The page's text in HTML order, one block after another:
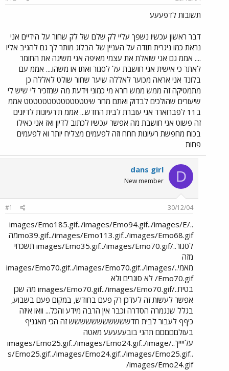
תשובות לדפעעע
דבר ראשון עכשיו נשפך עליי לק שלם של לק שחור על הידיים אני
נראת כמו ניגרית תודה על העניין של הבלוג מותר לך גם להגיב אליו
.... אממ גם אני שואלת את עצמי מאיפה אני משיגה את החומר
לאתר כי אישית אני חושבת על לסגור ואתו או משהו.... אממ עם
בלונד אני אראה מכוער לאללה שיער שחור שולט לאללה כן
מתמטיקה זה ממש ממש חרא מי כמוני וידעת מה שמזכיר לי שיש לי
שיעורים שהולכים לבדוק ואתם מחר שיטטטטטטטטטטטטטט אממ
ב11 לפברוארר אני עוברת לבית החדש... אממ ת'רעיונות לדיונים
זה פשוט אני חושבת מה אפשר עכשיו לכתוב לדיון ואז אני כאילו
בכוח מחפשת רעיונות חחח וזה לפעמים מצליח יותר וא לפעמים
פחות
D
dans girl
New member
30/12/04
#1
../images/Emo185.gif../images/Emo94.gif../images/E
mo39.gif../images/Emo113.gif../images/Emo68.gifמה
לסגור../images/Emo35.gif../images/Emo70.gif תשכחי
מזה
מאמי../images/Emo70.gif../images/Emo70.gif../images
/Emo70.gif לא סוגרים ולא
בטיח../images/Emo70.gif../images/Emo70.gif מה שכן
אפשר לעשות זה לעדכן רק פעם בחודש, במקום פעם בשבוע,
בגלל שנגמרה הסדרה וכבר אין הרבה מידע והכל... וואו איזה
כיףף לעבור לבית חדששששששששששש זה הכי מאגניף
בעולםםםםם תהני בובעעעעע מאטה
עלייייך../images/Emo25.gif../images/Emo24.gif../image
s/Emo25.gif../images/Emo24.gif../images/Emo25.gif..
/images/Emo24.gif